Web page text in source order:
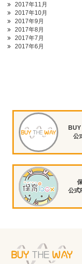
2017年11月
2017年10月
2017年9月
2017年8月
2017年7月
2017年6月
公
公式